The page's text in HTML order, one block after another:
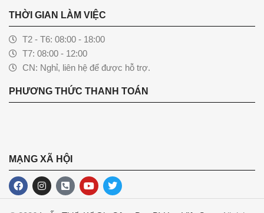
THỜI GIAN LÀM VIỆC
T2 - T6: 08:00 - 18:00
T7: 08:00 - 12:00
CN: Nghỉ, liên hệ để được hỗ trợ.
PHƯƠNG THỨC THANH TOÁN
MẠNG XÃ HỘI